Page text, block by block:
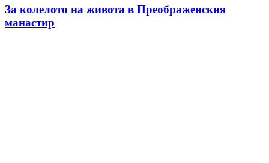
За колелото на живота в Преображенския
манастир